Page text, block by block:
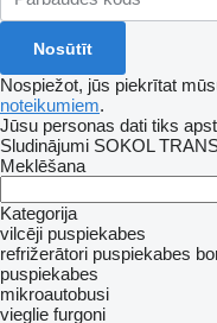
Nospiežot, jūs piekrītat
noteikumiem.
Jūsu personas dati tiks
Sludinājumi SOKOL
Meklēšana
Kategorija
vilcēji puspiekabes
refrižerātori puspiekabes
puspiekabes
mikroautobusi
vieglie furgoni